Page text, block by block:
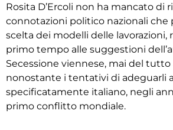
Rosita D’Ercoli non ha mancato di
connotazioni politico nazionali che
scelta dei modelli delle lavorazioni,
primo tempo alle suggestioni
Secessione viennese, mai del
nonostante i tentativi di adeguarli
specificatamente italiano, negli
primo conflitto mondiale.